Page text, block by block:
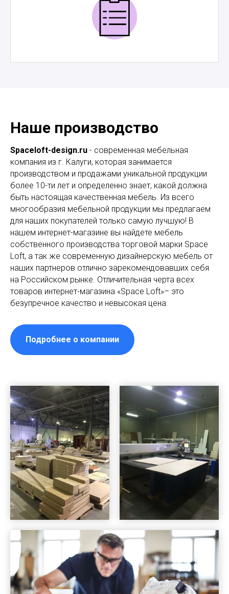
Наше производство
Spaceloft-design.ru - современная мебельная
компания из г. Калуги, которая занимается
производством и продажами уникальной продукции
более 10-ти лет и определенно знает, какой должна
быть настоящая качественная мебель. Из всего
многообразия мебельной продукции мы предлагаем
для наших покупателей только самую лучшую! В
нашем интернет-магазине вы найдете мебель
собственного производства торговой марки Space
Loft, а так же современную дизайнерскую мебель от
наших партнеров отлично зарекомендовавших себя
на Российском рынке. Отличительная черта всех
товаров интернет-магазина «Space Loft»– это
безупречное качество и невысокая цена.
Подробнее о компании